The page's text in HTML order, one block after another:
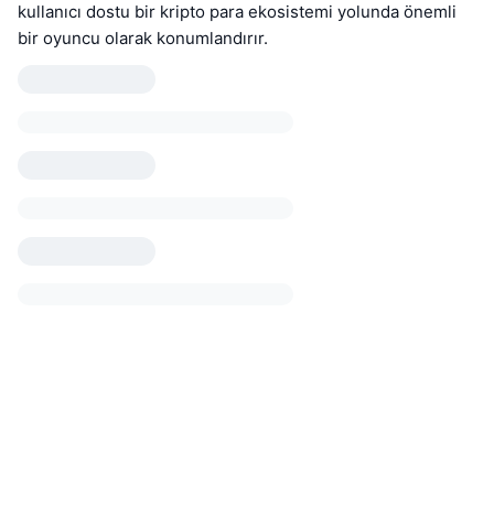
kullanıcı dostu bir kripto para ekosistemi yolunda önemli
bir oyuncu olarak konumlandırır.